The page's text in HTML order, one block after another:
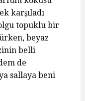
karşıladı
topuklu bir
beyaz
belli
de
sallaya beni